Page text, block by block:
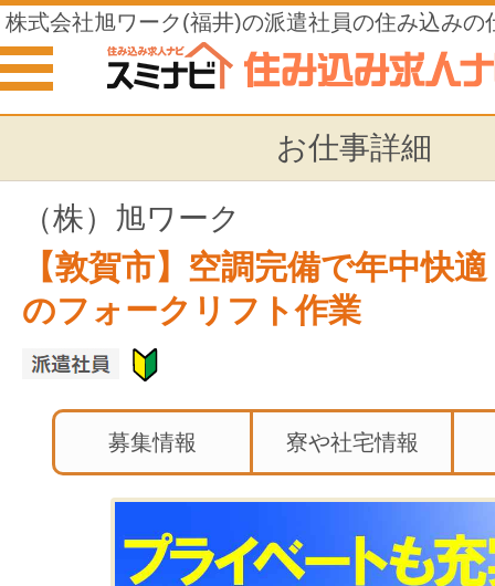
株式会社旭ワーク(福井)の派遣社員の住み込みの
お仕事詳細
（株）旭ワーク
【敦賀市】空調完備で年中快
のフォークリフト作業
募集情報 寮や社宅情報